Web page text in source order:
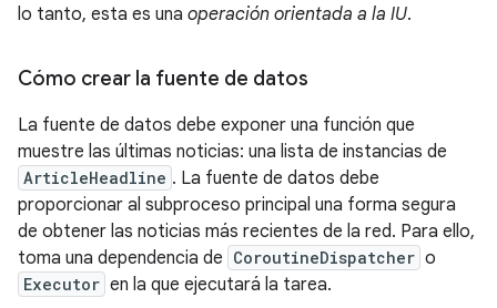
lo tanto, esta es una operación orientada a la IU.
Cómo crear la fuente de datos
La fuente de datos debe exponer una función que
muestre las últimas noticias: una lista de instancias de
ArticleHeadline . La fuente de datos debe
proporcionar al subproceso principal una forma segura
de obtener las noticias más recientes de la red. Para ello,
toma una dependencia de CoroutineDispatcher o
Executor en la que ejecutará la tarea.